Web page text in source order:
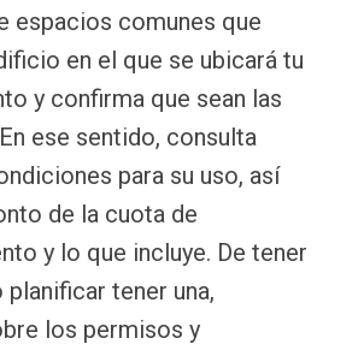
espacios comunes que
en el que se ubicará tu
y confirma que sean las
ese sentido, consulta
para su uso, así
de la cuota de
y lo que incluye. De tener
tener una,
los permisos y